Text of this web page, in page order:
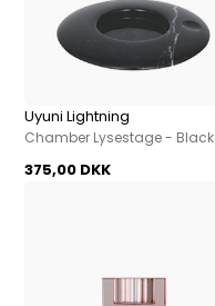
Uyuni Lightning
Chamber Lysestage - Black
375,00 DKK